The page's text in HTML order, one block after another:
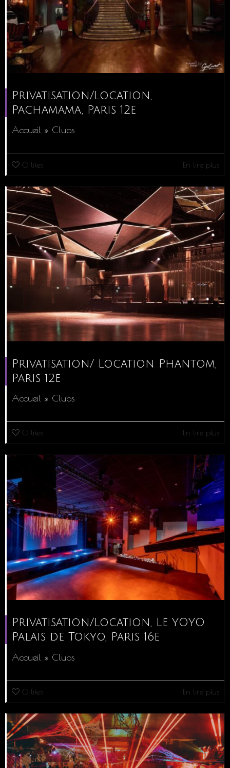
Privatisation/Location,
Pachamama, Paris 12e
Accueil » Clubs
0 likes En lire plus
Privatisation/ Location Phantom,
Paris 12e
Accueil » Clubs
0 likes En lire plus
Privatisation/Location, Le YOYO
Palais de Tokyo, Paris 16e
Accueil » Clubs
0 likes En lire plus